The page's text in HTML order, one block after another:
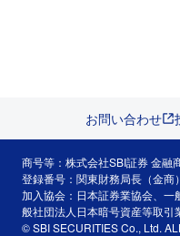
お問い合わせ
商号等：株式会社SBI証券 金融
登録番号：関東財務局長（金商
加入協会：日本証券業協会、
般社団法人日本暗号資産等取引
© SBI SECURITIES Co., Ltd.